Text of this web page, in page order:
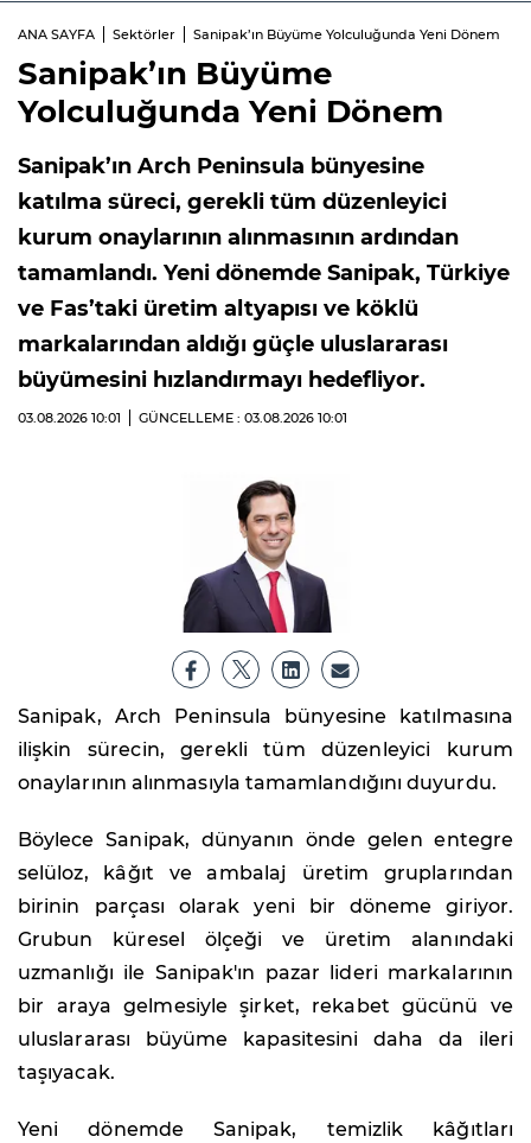
ANA SAYFA Sektörler Sanipak’ın Büyüme Yolculuğunda Yeni Dönem
Sanipak’ın Büyüme
Yolculuğunda Yeni Dönem
Sanipak’ın Arch Peninsula bünyesine
katılma süreci, gerekli tüm düzenleyici
kurum onaylarının alınmasının ardından
tamamlandı. Yeni dönemde Sanipak, Türkiye
ve Fas’taki üretim altyapısı ve köklü
markalarından aldığı güçle uluslararası
büyümesini hızlandırmayı hedefliyor.
03.08.2026 10:01 GÜNCELLEME : 03.08.2026 10:01
Sanipak, Arch Peninsula bünyesine katılmasına
ilişkin sürecin, gerekli tüm düzenleyici kurum
onaylarının alınmasıyla tamamlandığını duyurdu.
Böylece Sanipak, dünyanın önde gelen entegre
selüloz, kâğıt ve ambalaj üretim gruplarından
birinin parçası olarak yeni bir döneme giriyor.
Grubun küresel ölçeği ve üretim alanındaki
uzmanlığı ile Sanipak'ın pazar lideri markalarının
bir araya gelmesiyle şirket, rekabet gücünü ve
uluslararası büyüme kapasitesini daha da ileri
taşıyacak.
Yeni dönemde Sanipak, temizlik kâğıtları